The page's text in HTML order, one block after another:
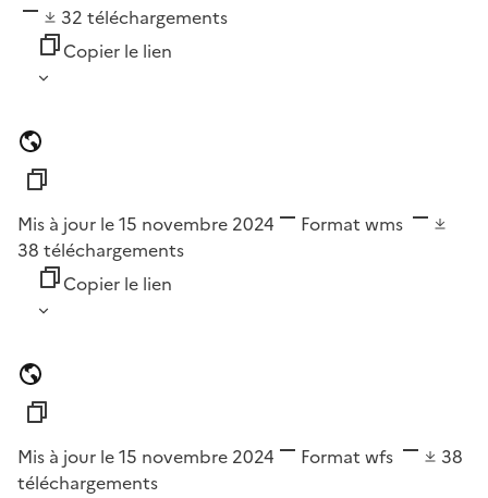
32 téléchargements
Copier le lien
Mis à jour le 15 novembre 2024 Format wms
38 téléchargements
Copier le lien
Mis à jour le 15 novembre 2024 Format wfs
38
téléchargements